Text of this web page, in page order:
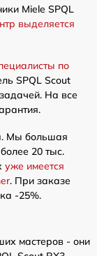
Miele SPQL
выделяется
по
SPQL Scout
На все
Мы большая
20 тыс.
уже имеется
. При заказе
-25%.
мастеров - они